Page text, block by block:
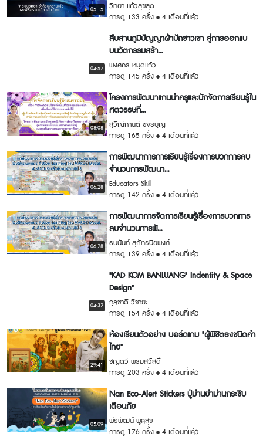
05:15
วิทยา แก้วสุขสุด
การดู 133 ครั้ง
4 เดือนที่แล้ว
04:57
สืบสานภูมิปัญญาผ้าปักชาวเขา สู่การออกแบ
บนวัตกรรมสร้า...
พงศกร หมุดแก้ว
การดู 145 ครั้ง
4 เดือนที่แล้ว
08:08
โครงการพัฒนาแกนนำครูและนักจัดการเรียนรู้ใน
ศตวรรษที่...
สุวีณ์กานต์ ขจรบุญ
การดู 165 ครั้ง
4 เดือนที่แล้ว
06:28
การพัฒนาการการเรียนรู้เรื่องการบวกการลบ
จำนวนการพัฒนา...
Educators Skill
การดู 142 ครั้ง
4 เดือนที่แล้ว
06:28
การพัฒนาการจัดการเรียนรู้เรื่องการบวกการ
ลบจำนวนการพั...
ธนนันท์ สุภัทรนิยพงศ์
การดู 139 ครั้ง
4 เดือนที่แล้ว
04:32
"KAD KOM BANLUANG" Indentity & Space
Design"
กุลชาติ วิชายะ
การดู 154 ครั้ง
4 เดือนที่แล้ว
29:41
ห้องเรียนตัวอย่าง บอร์ดเกม "ผู้พิชิตธงชนิดคำ
ไทย"
ชญตว์ พรมสวัสดิ์
การดู 203 ครั้ง
4 เดือนที่แล้ว
05:09
Nan Eco-Alert Stickers ปู่ม่านย่าม่านกระซิบ
เตือนภัย
พีรพัฒน์ พูลสุข
การดู 176 ครั้ง
4 เดือนที่แล้ว